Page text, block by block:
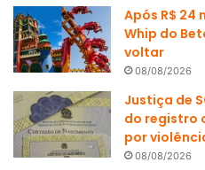
Após R$ 24
Whip do
voltar
08/08/2026
Justiça de
do registro
por
08/08/2026